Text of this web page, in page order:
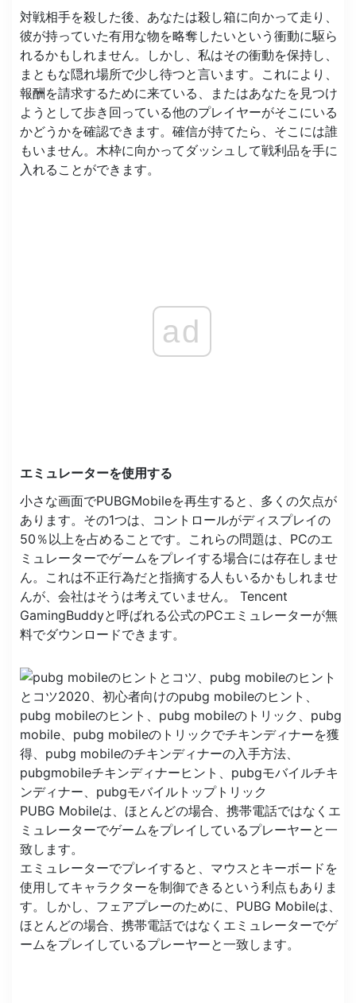
対戦相手を殺した後、あなたは殺し箱に向かって走り、
彼が持っていた有用な物を略奪したいという衝動に駆ら
れるかもしれません。しかし、私はその衝動を保持し、
まともな隠れ場所で少し待つと言います。これにより、
報酬を請求するために来ている、またはあなたを見つけ
ようとして歩き回っている他のプレイヤーがそこにいる
かどうかを確認できます。確信が持てたら、そこには誰
もいません。木枠に向かってダッシュして戦利品を手に
入れることができます。
ad
エミュレーターを使用する
小さな画面でPUBGMobileを再生すると、多くの欠点が
あります。その1つは、コントロールがディスプレイの
50％以上を占めることです。これらの問題は、PCのエ
ミュレーターでゲームをプレイする場合には存在しませ
ん。これは不正行為だと指摘する人もいるかもしれませ
んが、会社はそうは考えていません。 Tencent
GamingBuddyと呼ばれる公式のPCエミュレーターが無
料でダウンロードできます。
PUBG Mobileは、ほとんどの場合、携帯電話ではなくエ
ミュレーターでゲームをプレイしているプレーヤーと一
致します。
エミュレーターでプレイすると、マウスとキーボードを
使用してキャラクターを制御できるという利点もありま
す。しかし、フェアプレーのために、PUBG Mobileは、
ほとんどの場合、携帯電話ではなくエミュレーターでゲ
ームをプレイしているプレーヤーと一致します。